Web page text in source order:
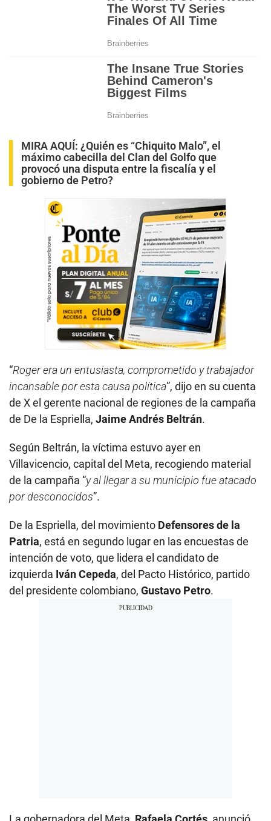
MIRA AQUÍ: ¿Quién es “Chiquito Malo”, el
máximo cabecilla del Clan del Golfo que
provocó una disputa entre la fiscalía y el
gobierno de Petro?
“Roger era un entusiasta, comprometido y trabajador
incansable por esta causa política”, dijo en su cuenta
de X el gerente nacional de regiones de la campaña
de De la Espriella, Jaime Andrés Beltrán.
Según Beltrán, la víctima estuvo ayer en
Villavicencio, capital del Meta, recogiendo material
de la campaña “y al llegar a su municipio fue atacado
por desconocidos”.
De la Espriella, del movimiento Defensores de la
Patria, está en segundo lugar en las encuestas de
intención de voto, que lidera el candidato de
izquierda Iván Cepeda, del Pacto Histórico, partido
del presidente colombiano, Gustavo Petro.